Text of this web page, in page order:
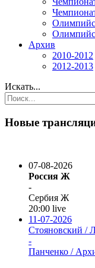
Архив
2010-2012
2012-2013
Искать...
Новые
07-08-2026
Россия Ж
-
Сербия Ж
20:00 live
11-07-2026
Стояновский /
-
Панченко /